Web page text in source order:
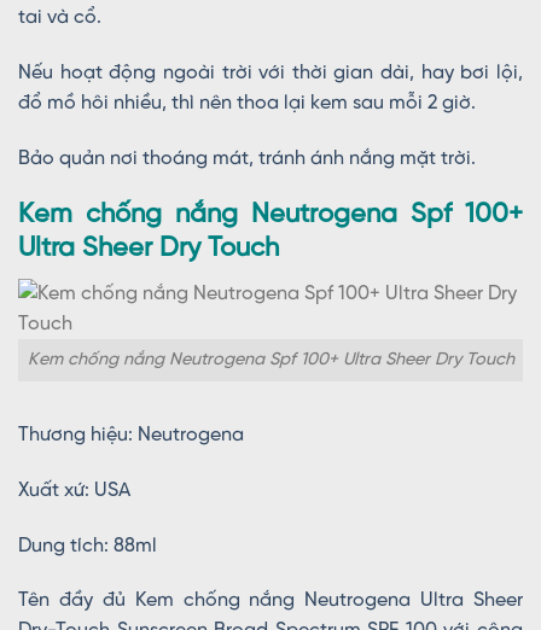
tai và cổ.
Nếu hoạt động ngoài trời với thời gian dài, hay bơi lội,
đổ mồ hôi nhiều, thì nên thoa lại kem sau mỗi 2 giờ.
Bảo quản nơi thoáng mát, tránh ánh nắng mặt trời.
Kem chống nắng Neutrogena Spf 100+
Ultra Sheer Dry Touch
Kem chống nắng Neutrogena Spf 100+ Ultra Sheer Dry Touch
Thương hiệu: Neutrogena
Xuất xứ: USA
Dung tích: 88ml
Tên đầy đủ Kem chống nắng Neutrogena Ultra Sheer